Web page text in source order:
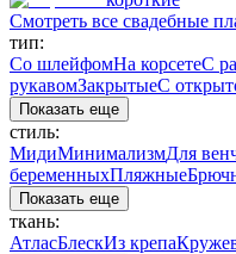
Смотреть все свадебные
тип:
Со шлейфомНа корсетеС
рукавомЗакрытыеС
Показать еще
стиль:
МидиМинимализмДля
беременныхПляжные
Показать еще
ткань:
АтласБлескИз крепа